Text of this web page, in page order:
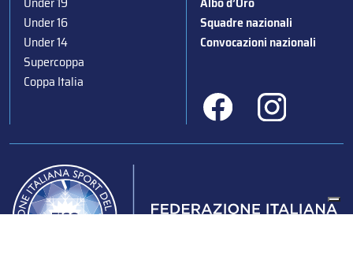
Under 16
Under 14
Supercoppa
Coppa Italia
Squadre nazionali
Convocazioni nazionali